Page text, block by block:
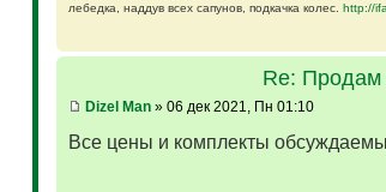
лебедка, наддув всех сапунов, подкачка колес. http://
Re: Продам
Dizel Man» 06 дек 2021, Пн 01:10
Все цены и комплекты